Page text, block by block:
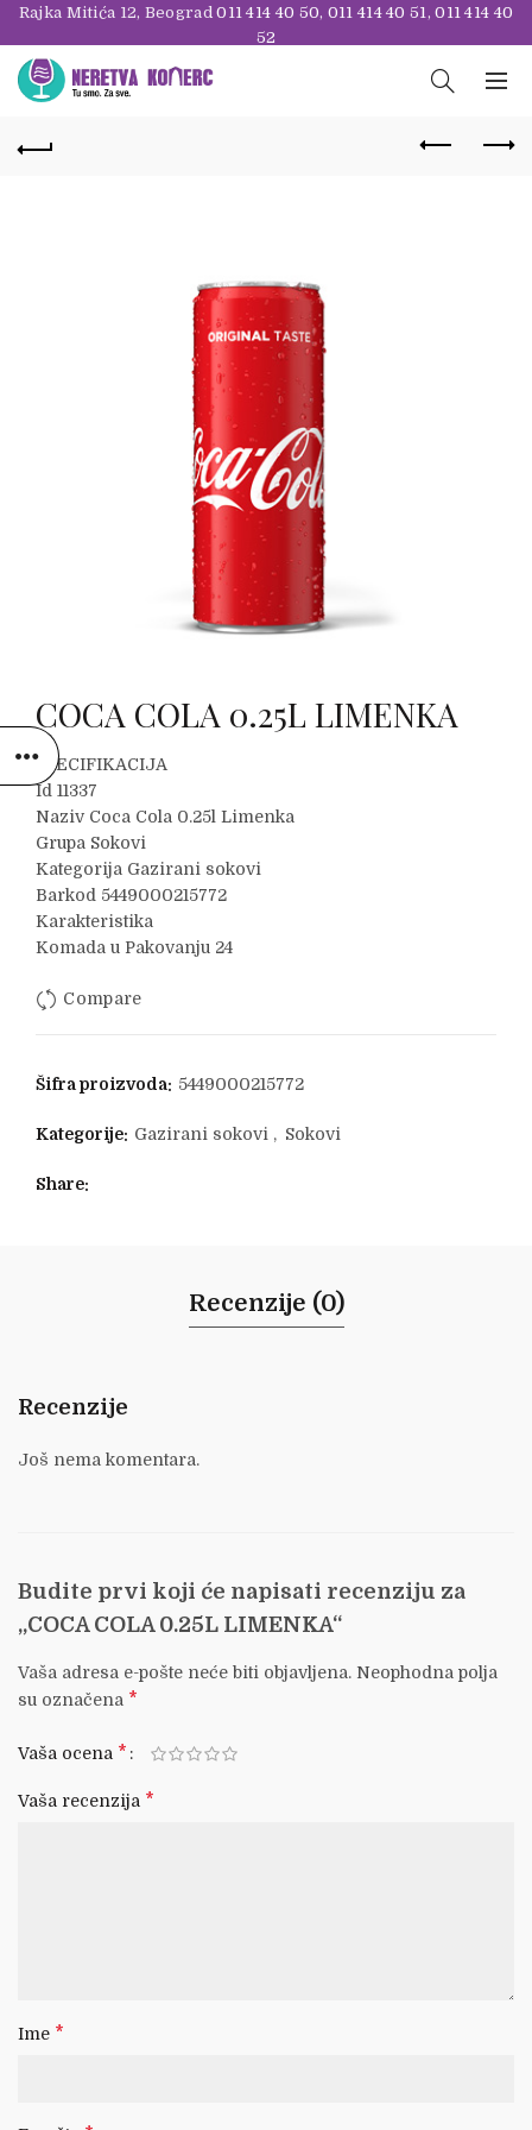
Rajka Mitića 12, Beograd011 414 40 50, 011 414 40 51,011 414 40
52
COCA COLA 0.25L LIMENKA
SPECIFIKACIJA
Id 11337
Naziv Coca Cola 0.25l Limenka
Grupa Sokovi
Kategorija Gazirani sokovi
Barkod 5449000215772
Karakteristika
Komada u Pakovanju 24
Compare
Šifra proizvoda: 5449000215772
Kategorije: Gazirani sokovi , Sokovi
Share
Recenzije (0)
Recenzije
Još nema komentara.
Budite prvi koji će napisati recenziju za
„COCA COLA 0.25L LIMENKA“
Vaša adresa e-pošte neće biti objavljena. Neophodna polja
su označena *
Vaša ocena *
Vaša recenzija *
Ime *